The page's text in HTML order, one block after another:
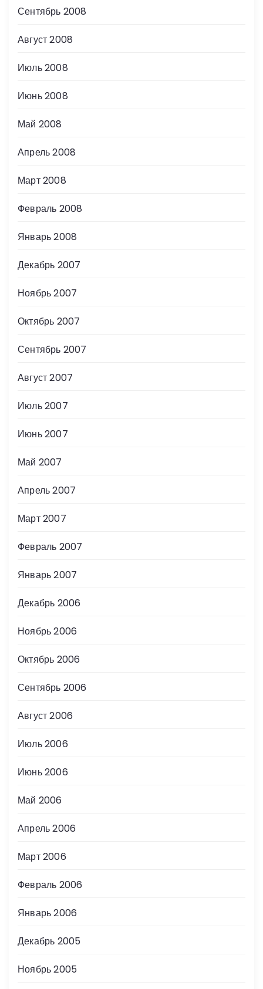
Сентябрь 2008
Август 2008
Июль 2008
Июнь 2008
Май 2008
Апрель 2008
Март 2008
Февраль 2008
Январь 2008
Декабрь 2007
Ноябрь 2007
Октябрь 2007
Сентябрь 2007
Август 2007
Июль 2007
Июнь 2007
Май 2007
Апрель 2007
Март 2007
Февраль 2007
Январь 2007
Декабрь 2006
Ноябрь 2006
Октябрь 2006
Сентябрь 2006
Август 2006
Июль 2006
Июнь 2006
Май 2006
Апрель 2006
Март 2006
Февраль 2006
Январь 2006
Декабрь 2005
Ноябрь 2005